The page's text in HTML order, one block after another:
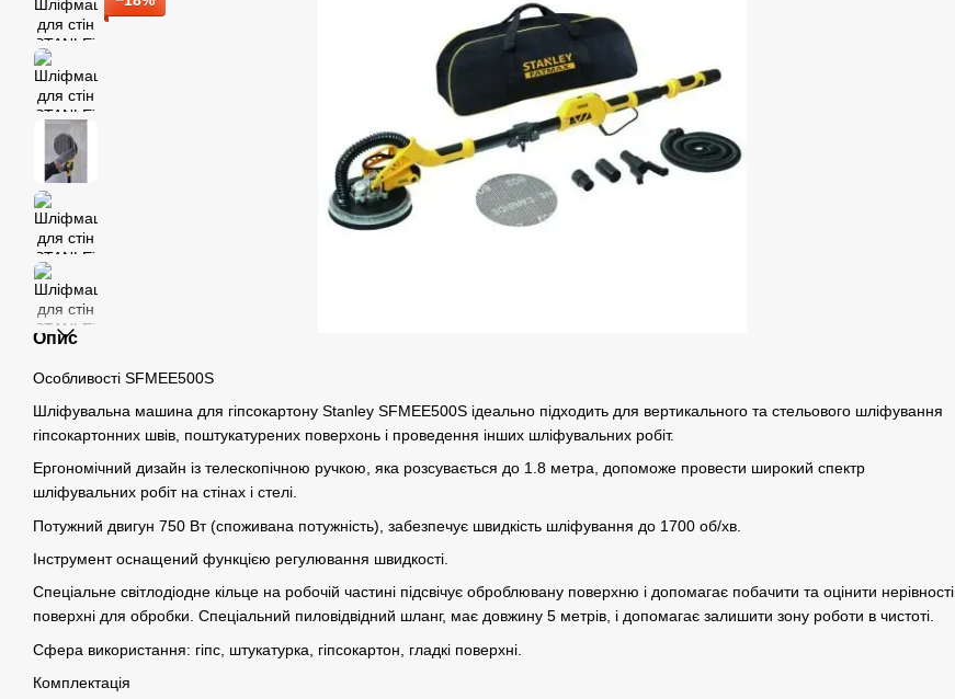
Опис
Особливості SFMEE500S
Шліфувальна машина для гіпсокартону Stanley SFMEE500S ідеально підходить для вертикального та стельового шліфування
гіпсокартонних швів, поштукатурених поверхонь і проведення інших шліфувальних робіт.
Ергономічний дизайн із телескопічною ручкою, яка розсувається до 1.8 метра, допоможе провести широкий спектр
шліфувальних робіт на стінах і стелі.
Потужний двигун 750 Вт (споживана потужність), забезпечує швидкість шліфування до 1700 об/хв.
Інструмент оснащений функцією регулювання швидкості.
Спеціальне світлодіодне кільце на робочій частині підсвічує оброблювану поверхню і допомагає побачити та оцінити нерівності
поверхні для обробки. Спеціальний пиловідвідний шланг, має довжину 5 метрів, і допомагає залишити зону роботи в чистоті.
Сфера використання: гіпс, штукатурка, гіпсокартон, гладкі поверхні.
Комплектація